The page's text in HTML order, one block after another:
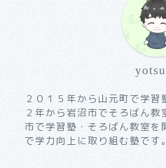
２０１５年から山元町で学習
２年から岩沼市でそろばん
市で学習塾・そろばん教室を
で学力向上に取り組む塾です。